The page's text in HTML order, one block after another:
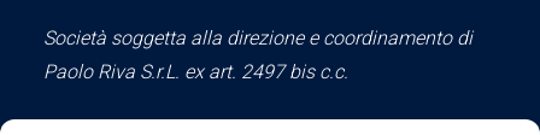
Società soggetta alla direzione e coordinamento di
Paolo Riva S.r.L. ex art. 2497 bis c.c.